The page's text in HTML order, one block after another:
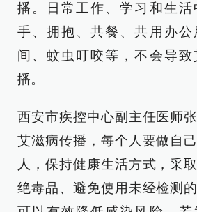
播。日常工作、学习和生活
手、拥抱、共餐、共用办公
间、蚊虫叮咬等，不会导
播。
西安市疾控中心副主任医师
艾滋病传播，每个人要做自
人，保持健康生活方式，采
绝毒品、避免使用未经检测